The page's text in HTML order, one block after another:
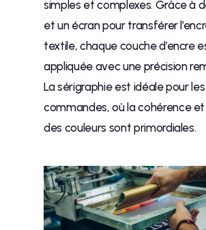
simples et complexes. Grâce à
et un écran pour transférer
textile, chaque couche d’encre
appliquée avec une précision
La sérigraphie est idéale pour
commandes, où la cohérence
des couleurs sont primordiales.